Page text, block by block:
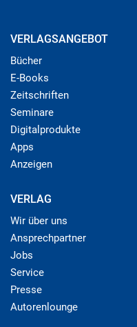
VERLAGSANGEBOT
Bücher
E-Books
Zeitschriften
Seminare
Digitalprodukte
Apps
Anzeigen
VERLAG
Wir über uns
Ansprechpartner
Jobs
Service
Presse
Autorenlounge